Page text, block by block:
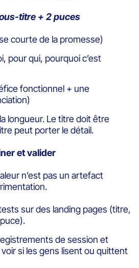
titre + 2 puces
courte de la promesse)
pour qui, pourquoi c’est
fonctionnel + une
longueur. Le titre doit être
peut porter le détail.
et valider
n’est pas un artefact
sur des landing pages (titre,
de session et
si les gens lisent ou quittent